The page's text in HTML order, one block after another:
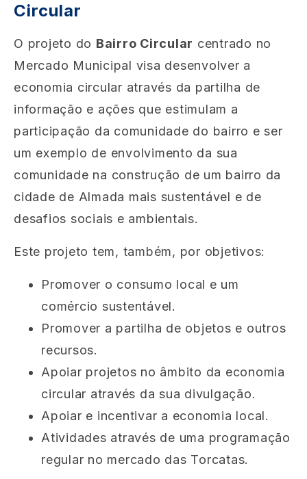
Circular
O projeto do Bairro Circular centrado no
Mercado Municipal visa desenvolver a
economia circular através da partilha de
informação e ações que estimulam a
participação da comunidade do bairro e ser
um exemplo de envolvimento da sua
comunidade na construção de um bairro da
cidade de Almada mais sustentável e de
desafios sociais e ambientais.
Este projeto tem, também, por objetivos:
Promover o consumo local e um
comércio sustentável.
Promover a partilha de objetos e outros
recursos.
Apoiar projetos no âmbito da economia
circular através da sua divulgação.
Apoiar e incentivar a economia local.
Atividades através de uma programação
regular no mercado das Torcatas.